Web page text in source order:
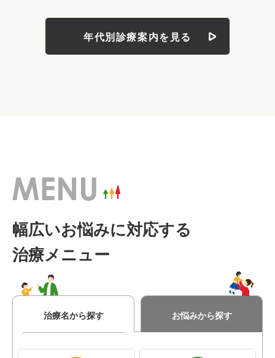
年代別診療案内を見る
幅広いお悩みに対応する
治療メニュー
治療名から探す お悩みから探す